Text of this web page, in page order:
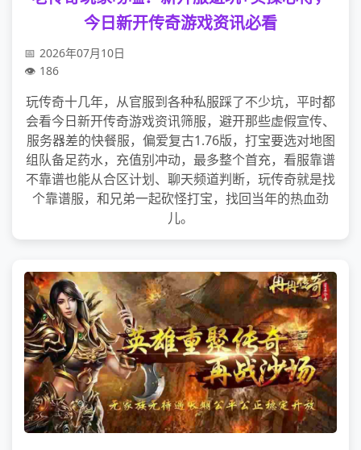
今日新开传奇游戏资讯必看
2026年07月10日
186
玩传奇十几年，从官服到各种私服踩了不少坑，平时都
会看今日新开传奇游戏资讯筛服，避开那些虚假宣传、
服务器差的快餐服，偏爱复古1.76版，打宝要选对地图
组队备足药水，充值别冲动，最多整个首充，看服靠谱
不靠谱也能从合区计划、聊天频道判断，玩传奇就是找
个靠谱服，和兄弟一起砍怪打宝，找回当年的热血劲
儿。